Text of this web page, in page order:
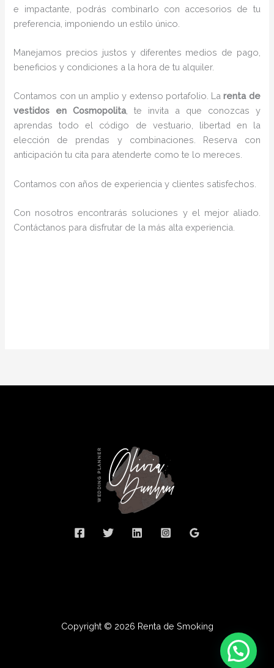
e impactante, podrás combinarlo con accesorios de tu
preferencia, imponiendo un estilo único.
Manejamos precios justos y diferentes medios de pago,
beneficios y condiciones a la hora de tu alquiler.
Contamos con un amplio y extenso portafolio. Larenta de
vestidos en Cosmopolita, te invita a que conozcas y
aprendas todo el código de vestuario, libertad en la
elección de prendas y combinaciones. Reserva con
anticipación tu cita para atenderte como te lo mereces.
Contamos con años de experiencia y clientes satisfechos.
Con nosotros encontrarás soluciones y el mejor aliado.
Contáctanos para disfrutar de la más alta experiencia.
Copyright © 2026 Renta de Smoking